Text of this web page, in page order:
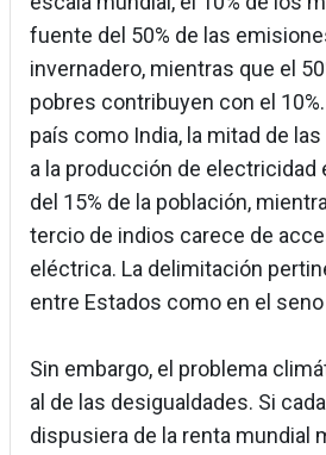
fuente del 50% de las
invernadero, mientras que el
pobres contribuyen con el
país como India, la mitad de
a la producción de electricidad
del 15% de la población,
tercio de indios carece de
eléctrica. La delimitación
entre Estados como en el
Sin embargo, el problema
al de las desigualdades. Si
dispusiera de la renta mundial